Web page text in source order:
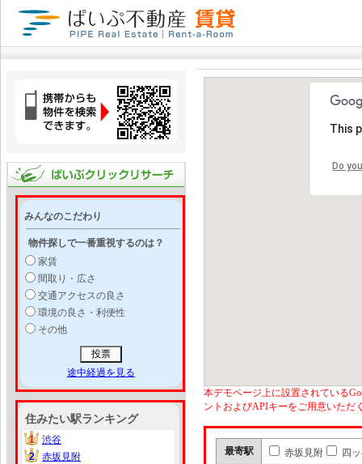
みんなのこだわり
物件探しで一番重視するのは？
家賃
間取り・広さ
交通アクセスの良さ
環境の良さ・利便性
その他
途中経過を見る
住みたい駅ランキング
1
1
渋谷
2
2
赤坂見附
This
Do
本デモページ上に設置されている
ントおよびAPIキーをご用意いただ
最寄駅 赤坂見附 四